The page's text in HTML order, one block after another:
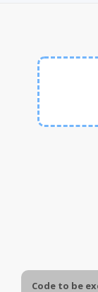
Code to be